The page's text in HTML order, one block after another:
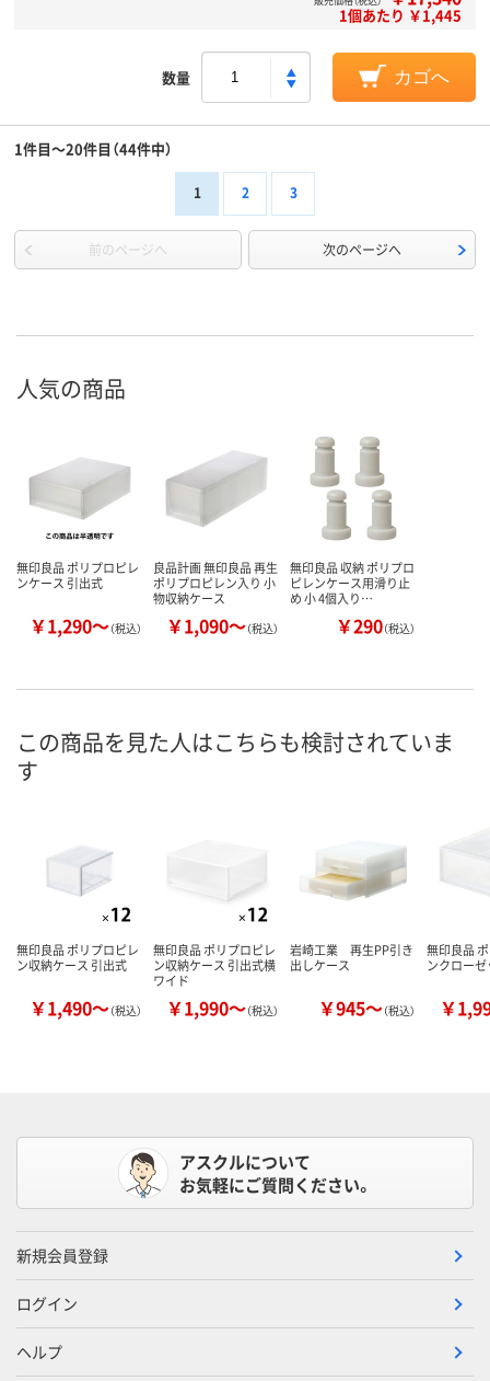
1個あたり ￥1,445
数量 カゴへ
1件目～20件目（44件中）
1 2 3
前のページへ 次のページへ
人気の商品
無印良品 ポリプロピレ
ンケース 引出式
￥1,290～（税込）
良品計画 無印良品 再生
ポリプロピレン入り 小
物収納ケース
￥1,090～（税込）
無印良品 収納 ポリプロ
ピレンケース用滑り止
め 小 4個入り…
￥290（税込）
この商品を見た人はこちらも検討されていま
す
無印良品 ポリプロピレ
ン収納ケース 引出式
￥1,490～（税込）
無印良品 ポリプロピレ
ン収納ケース 引出式横
ワイド
￥1,990～（税込）
岩崎工業 再生PP引き
出しケース
￥945～（税込）
無印良品
ンクロー
￥
アスクルについて
お気軽にご質問ください。
新規会員登録
ログイン
ヘルプ